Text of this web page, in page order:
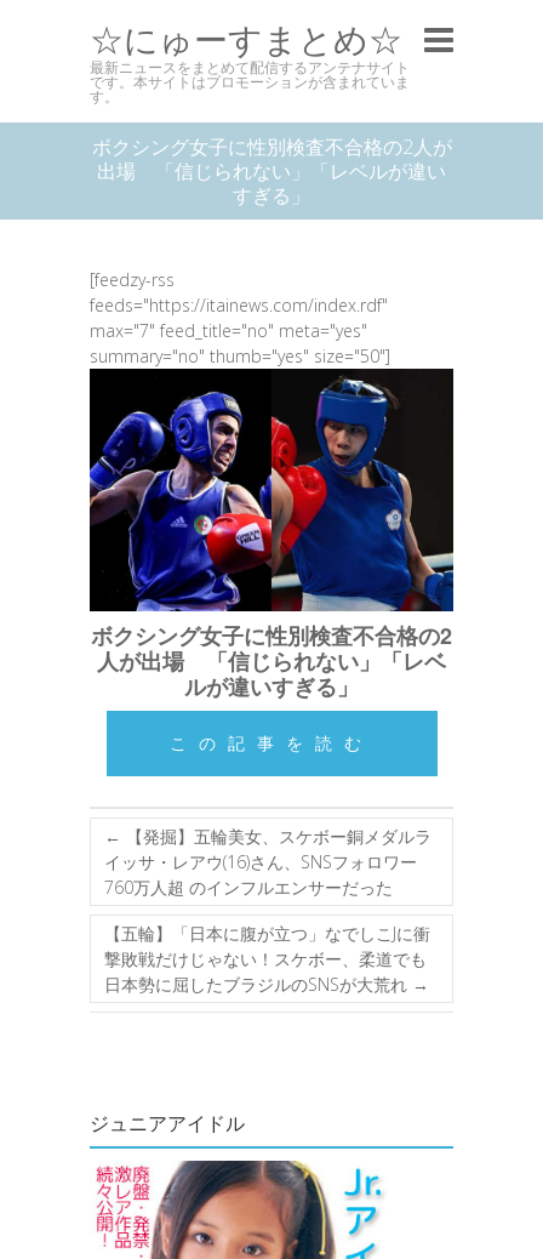
☆にゅーすまとめ☆
最新ニュースをまとめて配信するアンテナサイト
です。本サイトはプロモーションが含まれていま
す。
ボクシング女子に性別検査不合格の2人が
出場 「信じられない」「レベルが違い
すぎる」
[feedzy-rss
feeds="https://itainews.com/index.rdf"
max="7" feed_title="no" meta="yes"
summary="no" thumb="yes" size="50"]
ボクシング女子に性別検査不合格の2
人が出場 「信じられない」「レベ
ルが違いすぎる」
この記事を読む
←
【発掘】五輪美女、スケボー銅メダルラ
イッサ・レアウ(16)さん、SNSフォロワー
760万人超 のインフルエンサーだった
【五輪】「日本に腹が立つ」なでしこJに衝
撃敗戦だけじゃない！スケボー、柔道でも
日本勢に屈したブラジルのSNSが大荒れ →
ジュニアアイドル